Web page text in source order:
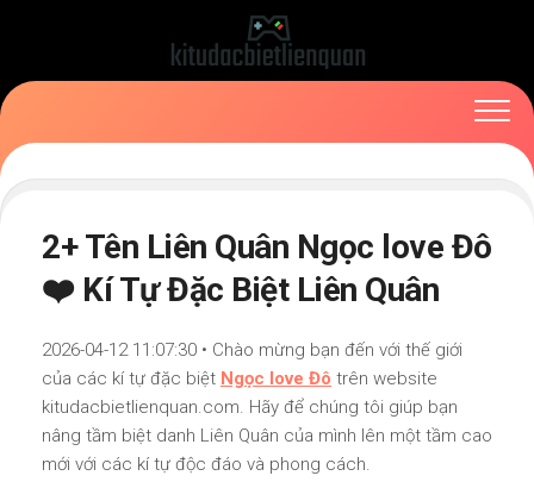
2+ Tên Liên Quân Ngọc love Đô
❤️ Kí Tự Đặc Biệt Liên Quân
2026-04-12 11:07:30 • Chào mừng bạn đến với thế giới
của các kí tự đặc biệt Ngọc love Đô trên website
kitudacbietlienquan.com. Hãy để chúng tôi giúp bạn
nâng tầm biệt danh Liên Quân của mình lên một tầm cao
mới với các kí tự độc đáo và phong cách.